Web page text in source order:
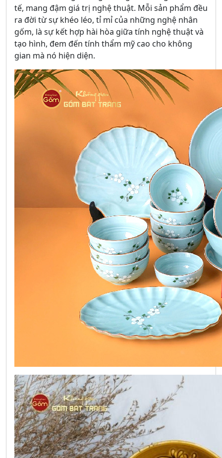
tế, mang đậm giá trị nghệ thuật. Mỗi sản phẩm đều
ra đời từ sự khéo léo, tỉ mỉ của những nghệ nhân
gốm, là sự kết hợp hài hòa giữa tính nghệ thuật và
tạo hình, đem đến tính thẩm mỹ cao cho không
gian mà nó hiện diện.